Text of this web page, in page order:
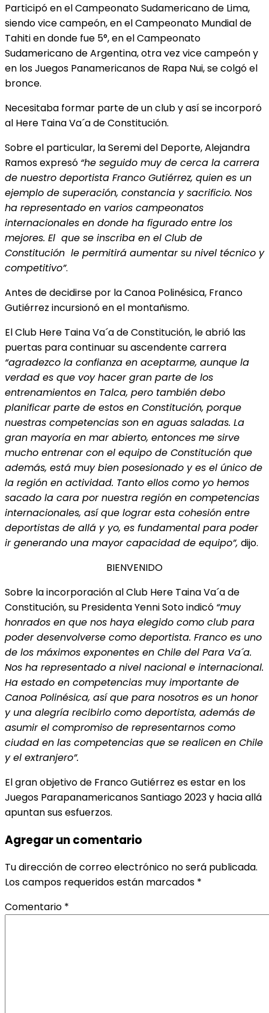
Participó en el Campeonato Sudamericano de Lima,
siendo vice campeón, en el Campeonato Mundial de
Tahiti en donde fue 5°, en el Campeonato
Sudamericano de Argentina, otra vez vice campeón y
en los Juegos Panamericanos de Rapa Nui, se colgó el
bronce.
Necesitaba formar parte de un club y así se incorporó
al Here Taina Va´a de Constitución.
Sobre el particular, la Seremi del Deporte, Alejandra
Ramos expresó “he seguido muy de cerca la carrera
de nuestro deportista Franco Gutiérrez, quien es un
ejemplo de superación, constancia y sacrificio. Nos
ha representado en varios campeonatos
internacionales en donde ha figurado entre los
mejores. El que se inscriba en el Club de
Constitución le permitirá aumentar su nivel técnico y
competitivo”.
Antes de decidirse por la Canoa Polinésica, Franco
Gutiérrez incursionó en el montañismo.
El Club Here Taina Va´a de Constitución, le abrió las
puertas para continuar su ascendente carrera
“agradezco la confianza en aceptarme, aunque la
verdad es que voy hacer gran parte de los
entrenamientos en Talca, pero también debo
planificar parte de estos en Constitución, porque
nuestras competencias son en aguas saladas. La
gran mayoría en mar abierto, entonces me sirve
mucho entrenar con el equipo de Constitución que
además, está muy bien posesionado y es el único de
la región en actividad. Tanto ellos como yo hemos
sacado la cara por nuestra región en competencias
internacionales, así que lograr esta cohesión entre
deportistas de allá y yo, es fundamental para poder
ir generando una mayor capacidad de equipo”, dijo.
BIENVENIDO
Sobre la incorporación al Club Here Taina Va´a de
Constitución, su Presidenta Yenni Soto indicó “muy
honrados en que nos haya elegido como club para
poder desenvolverse como deportista. Franco es uno
de los máximos exponentes en Chile del Para Va´a.
Nos ha representado a nivel nacional e internacional.
Ha estado en competencias muy importante de
Canoa Polinésica, así que para nosotros es un honor
y una alegría recibirlo como deportista, además de
asumir el compromiso de representarnos como
ciudad en las competencias que se realicen en Chile
y el extranjero”.
El gran objetivo de Franco Gutiérrez es estar en los
Juegos Parapanamericanos Santiago 2023 y hacia allá
apuntan sus esfuerzos.
Agregar un comentario
Tu dirección de correo electrónico no será publicada.
Los campos requeridos están marcados *
Comentario *